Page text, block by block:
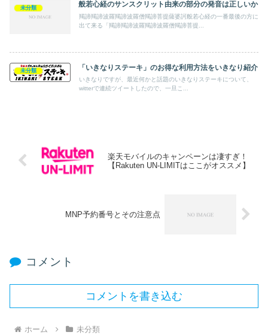
未分類 般若心経のサンスクリット由来の部分の発音は正しいか
羯諦羯諦波羅羯諦波羅僧羯諦菩提薩婆訶般若心経の一番最後の方に
出て来る「羯諦羯諦波羅羯諦波羅僧羯諦菩提...
未分類 「いきなりステーキ」のお得な利用方法をいきなり紹介
いきなりですが、最近何かと話題のいきなりステーキについて、
witterで連続ツイートしたので、一旦こ...
楽天モバイルのキャンペーンは凄すぎ！
【Rakuten UN-LIMITはここがオススメ】
MNP予約番号とその注意点
コメント
コメントを書き込む
ホーム 未分類